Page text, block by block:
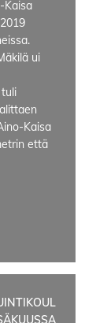
Kaisa
ui
Kaisa
että